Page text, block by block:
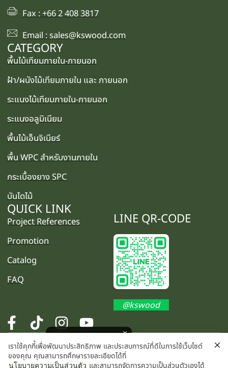
Fax : +66 2 408 3817
Email : sales@kswood.com
CATEGORY
พื้นไม้เทียมภายใน-ภายนอก
ฝ้า/ผนังไม้เทียมภายใน และ ภายนอก
ระแนงไม้เทียมภายใน-ภายนอก
ระแนงอลูมิเนียม
พื้นไม้เอ็นจิเนียร์
พื้น WPC สำหรับงานภายใน
กระเบื้องยาง SPC
บันไดไม้
QUICK LINK
Project References
Promotion
Catalog
FAQ
LINE QR-CODE
@kswood
©2025 K.S. WOOD CO., LTD. All rights reserved.
เราใช้คุกกี้เพื่อพัฒนาประสิทธิภาพ และประสบการณ์ที่ดีในการใช้เว็บไซต์
ของคุณ คุณสามารถศึกษารายละเอียดได้ที่
นโยบายความเป็นส่วนตัว และสามารถจัดการความเป็นส่วนตัวเองได้